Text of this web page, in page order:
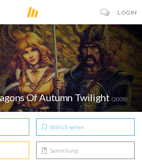
LOGIN
Twilight
Of Autumn Twilight (2008)
Will ich sehen
Sammlung